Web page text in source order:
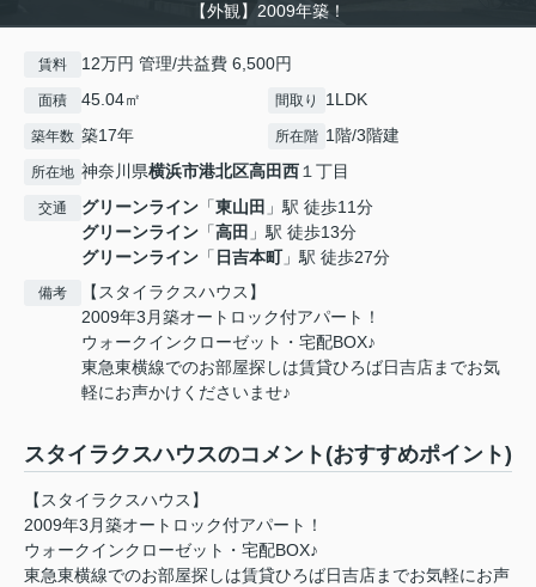
【外観】2009年築！
賃料 12万円 管理/共益費 6,500円
面積 45.04㎡ 間取り 1LDK
築年数 築17年 所在階 1階/3階建
所在地 神奈川県横浜市港北区高田西１丁目
交通 グリーンライン 「東山田 」駅 徒歩11分
グリーンライン 「高田 」駅 徒歩13分
グリーンライン 「 日吉本町」駅 徒歩27分
備考
【スタイラクスハウス】
2009年3月築オートロック付アパート！
ウォークインクローゼット・宅配BOX♪
東急東横線でのお部屋探しは賃貸ひろば日吉店までお気
軽にお声かけくださいませ♪
スタイラクスハウスのコメント(おすすめポイント)
【スタイラクスハウス】
2009年3月築オートロック付アパート！
ウォークインクローゼット・宅配BOX♪
東急東横線でのお部屋探しは賃貸ひろば日吉店までお気軽にお声